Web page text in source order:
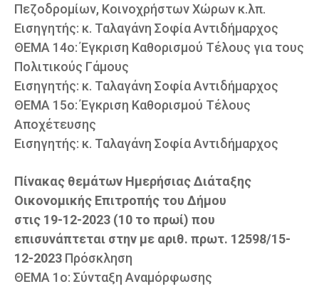
Πεζοδρομίων, Κοινοχρήστων Χώρων κ.λπ.
Εισηγητής: κ. Ταλαγάνη Σοφία Αντιδήμαρχος
ΘΕΜΑ 14ο: Έγκριση Καθορισμού Τέλους για τους
Πολιτικούς Γάμους
Εισηγητής: κ. Ταλαγάνη Σοφία Αντιδήμαρχος
ΘΕΜΑ 15ο: Έγκριση Καθορισμού Τέλους
Αποχέτευσης
Εισηγητής: κ. Ταλαγάνη Σοφία Αντιδήμαρχος
Πίνακας θεμάτων Ημερήσιας Διάταξης
Οικονομικής Επιτροπής του Δήμου
στις 19-12-2023 (10 το πρωί) που
επισυνάπτεται στην με αριθ. πρωτ. 12598/15-
12-2023 Πρόσκληση
ΘΕΜΑ 1ο: Σύνταξη Αναμόρφωσης